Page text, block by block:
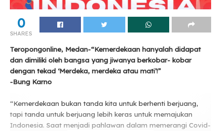
0
SHARES
Teropongonline, Medan-“Kemerdekaan hanyalah didapat
dan dimiliki oleh bangsa yang jiwanya berkobar- kobar
dengan tekad ‘Merdeka, merdeka atau mati’!”
-Bung Karno
“Kemerdekaan bukan tanda kita untuk berhenti berjuang,
tapi tanda untuk berjuang lebih keras untuk memajukan
Indonesia. Saat menjadi pahlawan dalam memerangi Covid-